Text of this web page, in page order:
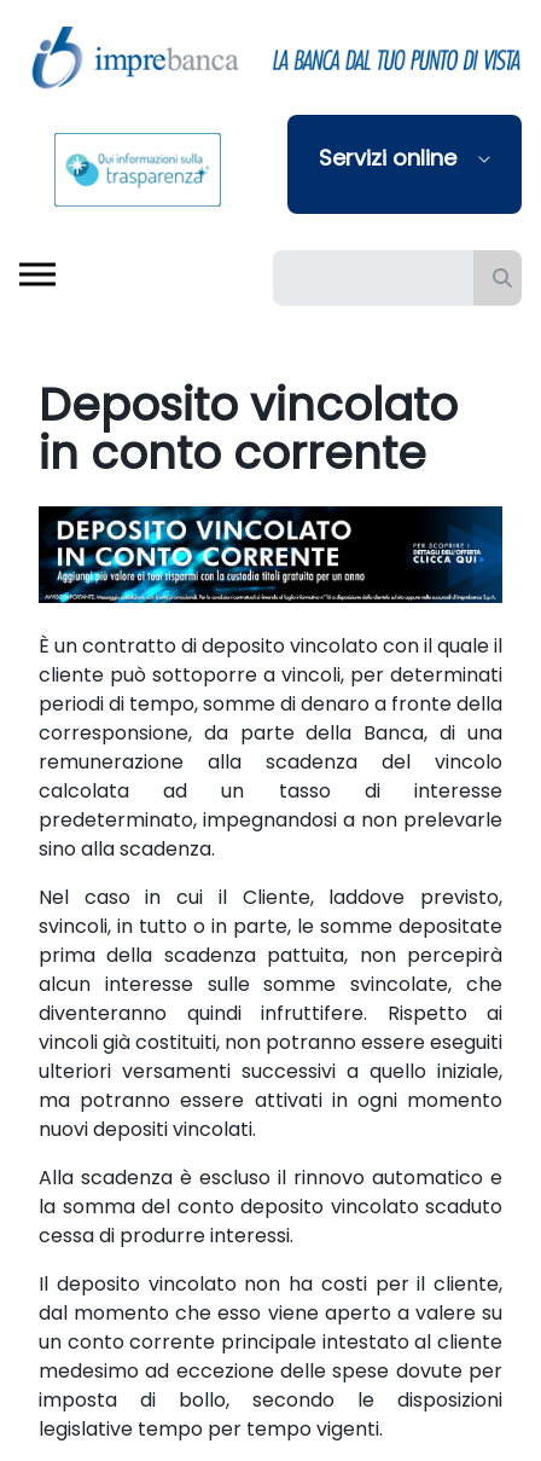
Skip to Main Content
Servizi online
Barra di ricerca
Deposito vincolato
in conto corrente
È un contratto di deposito vincolato con il quale il
cliente può sottoporre a vincoli, per determinati
periodi di tempo, somme di denaro a fronte della
corresponsione, da parte della Banca, di una
remunerazione alla scadenza del vincolo
calcolata ad un tasso di interesse
predeterminato, impegnandosi a non prelevarle
sino alla scadenza.
Nel caso in cui il Cliente, laddove previsto,
svincoli, in tutto o in parte, le somme depositate
prima della scadenza pattuita, non percepirà
alcun interesse sulle somme svincolate, che
diventeranno quindi infruttifere. Rispetto ai
vincoli già costituiti, non potranno essere eseguiti
ulteriori versamenti successivi a quello iniziale,
ma potranno essere attivati in ogni momento
nuovi depositi vincolati.
Alla scadenza è escluso il rinnovo automatico e
la somma del conto deposito vincolato scaduto
cessa di produrre interessi.
Il deposito vincolato non ha costi per il cliente,
dal momento che esso viene aperto a valere su
un conto corrente principale intestato al cliente
medesimo ad eccezione delle spese dovute per
imposta di bollo, secondo le disposizioni
legislative tempo per tempo vigenti.